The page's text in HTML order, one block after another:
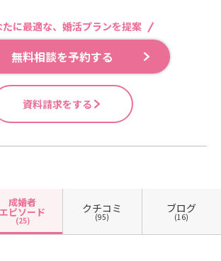
たに最適な、婚活プランを提案
無料相談を予約する
資料請求をする
成婚者
エピソード
(25)
クチコミ
(95)
ブログ
(16)